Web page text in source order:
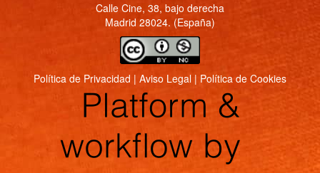
Calle Cine, 38, bajo derecha
Madrid 28024. (España)
Política de Privacidad | Aviso Legal | Política de Cookies